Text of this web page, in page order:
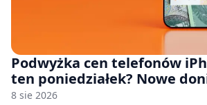
Podwyżka cen telefonów
ten poniedziałek? Nowe
8 sie 2026